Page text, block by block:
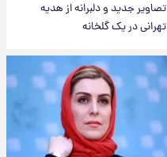
تصاویر جدید و دلبرانه از هدیه
تهرانی در یک گلخانه